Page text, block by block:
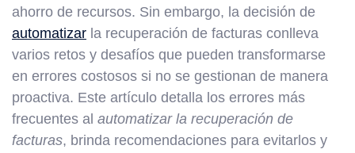
ahorro de recursos. Sin embargo, la decisión de
automatizar la recuperación de facturas conlleva
varios retos y desafíos que pueden transformarse
en errores costosos si no se gestionan de manera
proactiva. Este artículo detalla los errores más
frecuentes al automatizar la recuperación de
facturas, brinda recomendaciones para evitarlos y